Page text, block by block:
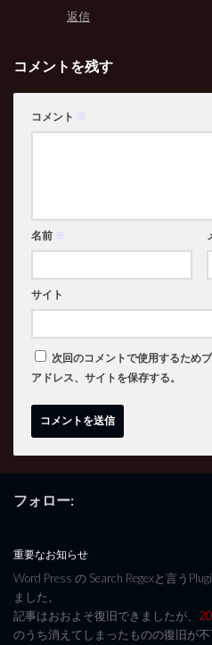
返信
コメントを残す
コメント ※
名前 ※
サイト
次回のコメントで使用するため
アドレス、サイトを保存する。
フォロー:
重要なお知らせ
Word Press の Search Regexと言う
ました。
記事はおおよそ復旧できましたが、
のうち消えてしまったものの復旧が